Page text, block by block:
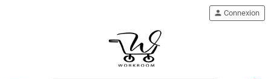
person Connexion